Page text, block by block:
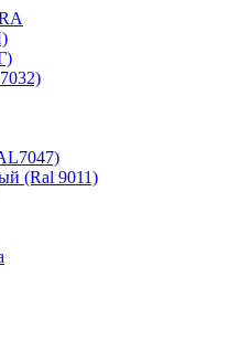
(Ral 9011)